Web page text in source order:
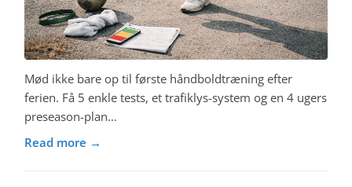
Mød ikke bare op til første håndboldtræning efter
ferien. Få 5 enkle tests, et trafiklys-system og en 4 ugers
preseason-plan…
Read more →